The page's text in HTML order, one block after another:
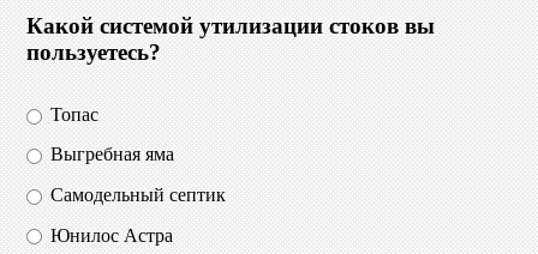
Какой системой утилизации стоков вы
пользуетесь?
Топас
Выгребная яма
Самодельный септик
Юнилос Астра